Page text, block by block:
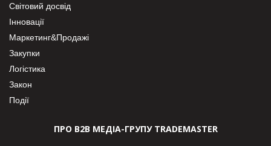
Світовий досвід
Інновації
Маркетинг&Продажі
Закупки
Логістика
Закон
Події
ПРО В2В МЕДІА-ГРУПУ TRADEMASTER